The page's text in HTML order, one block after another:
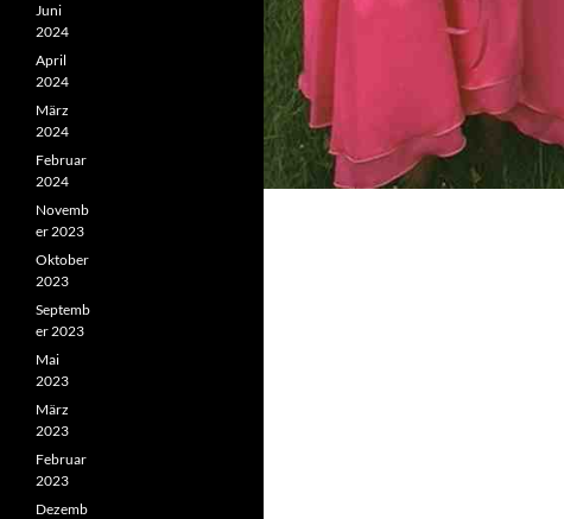
Juni
2024
April
2024
März
2024
Februar
2024
Novemb
er 2023
Oktober
2023
Septemb
er 2023
Mai
2023
März
2023
Februar
2023
Dezemb